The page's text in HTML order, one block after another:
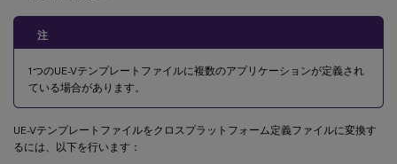
注
1つのUE-Vテンプレートファイルに複数のアプリケーションが定義され
ている場合があります。
UE-Vテンプレートファイルをクロスプラットフォーム定義ファイルに変換す
るには、以下を行います：